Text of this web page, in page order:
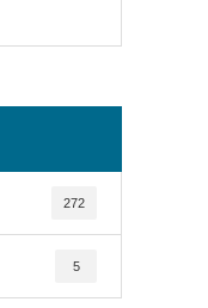
272
5